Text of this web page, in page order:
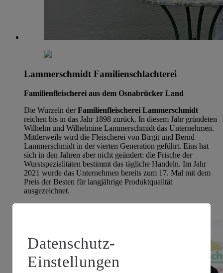
Lammerschmidt Familienschlachterei
Familienfleischerei aus dem Osnabrücker Land
Die Wurzeln der Familienfleischerei Lammerschmidt
reichen bis in das Jahr 1898 zurück. In diesem Jahr gründeten
Wilhelm und Wilhelmine Lammerschmidt das Unternehmen.
Mittlerweile wird die Fleischerei von Birgit und Bernd
Lammerschmidt in der vierten Generation geführt. Eins hat
sich in den Jahren aber nicht geändert: die Frische der
Wurstspezialitäten bestimmt das tägliche Handeln. Im Jahr
2021 wurde das Unternehmen bereits zum 17. Mal mit dem
Preis der Besten für langjährige Produktqualität
ausgezeichnet.
Datenschutz-
Einstellungen